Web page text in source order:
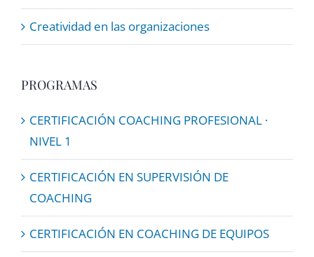
Creatividad en las organizaciones
PROGRAMAS
CERTIFICACIÓN COACHING PROFESIONAL ·
NIVEL 1
CERTIFICACIÓN EN SUPERVISIÓN DE
COACHING
CERTIFICACIÓN EN COACHING DE EQUIPOS